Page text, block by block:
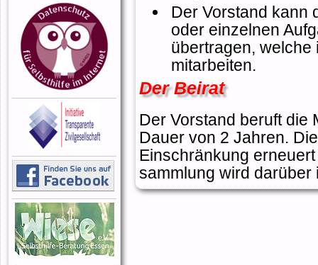
Der Vorstand kann
oder einzelnen
übertragen, welche
mitarbeiten.
Der Beirat
Der Vorstand beruft die
Dauer von 2 Jahren.
Einschränkung
sammlung wird darüber